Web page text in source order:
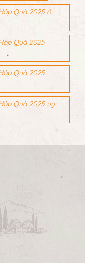
Quà 2025 ở
Quà 2025
Quà 2025
Quà 2025 uy